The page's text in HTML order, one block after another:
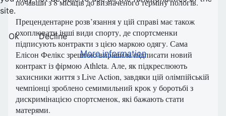
почавши з 8 місяців до визначеного терміну пологів.
Прецендентарне розв’язання у цій справі має також
охоплювати інші види спорту, де спортсменки
підписують контракти з цією маркою одягу. Сама
Елісон Фелікс зрештою вирішила підписати новий
контракт із фірмою Athleta. Але, як підкреслюють
захисники життя з Live Action, завдяки цій олімпійській
чемпіонці зроблено семимильний крок у боротьбі з
дискримінацією спортсменок, які бажають стати
матерями.
site.
Ok
Decline
More information